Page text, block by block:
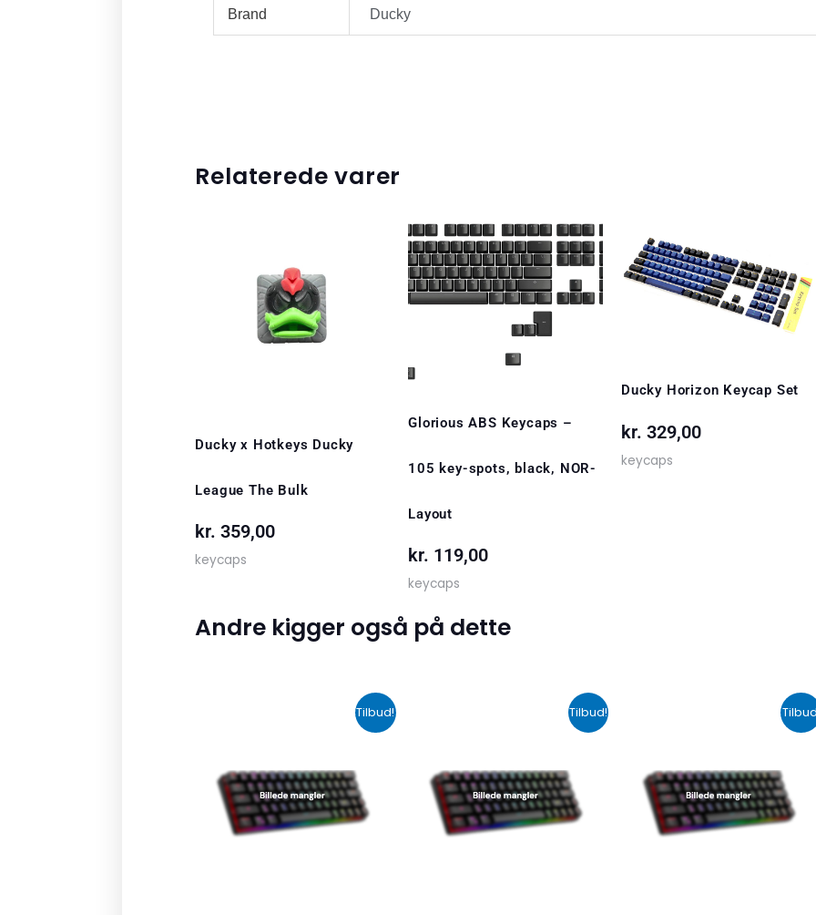
Brand Ducky
Relaterede varer
Ducky x Hotkeys Ducky
League The Bulk
kr. 359,00
keycaps
Glorious ABS Keycaps –
105 key-spots, black, NOR-
Layout
kr. 119,00
keycaps
Ducky Horizon Keycap Set
kr. 329,00
keycaps
Andre kigger også på dette
Tilbud!
oprindelige
var:
kr. 2.190,00.
aktuelle
er:
kr. 1.465,00.
Tilbud!
oprindelige
var:
kr. 599,00.
Den
aktuelle
kr. 399,00.
oprindelige
var:
kr. 424,00.kr.